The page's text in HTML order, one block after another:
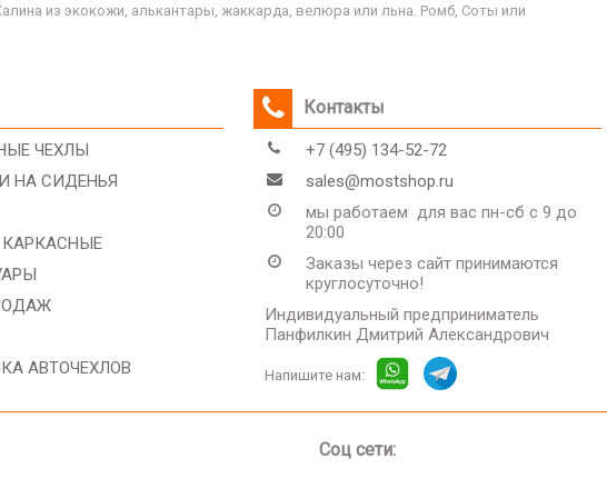
из экокожи, алькантары, жаккарда, велюра или льна. Ромб, Соты или
ЧЕХЛЫ
НА СИДЕНЬЯ
АВТОЧЕХЛОВ
Контакты
+7 (495) 134-52-72
sales@mostshop.ru
мы работаем для вас пн-сб с 9 до
20:00
Заказы через сайт принимаются
круглосуточно!
Индивидуальный предприниматель
Панфилкин Дмитрий Александрович
Напишите нам:
Соц сети: